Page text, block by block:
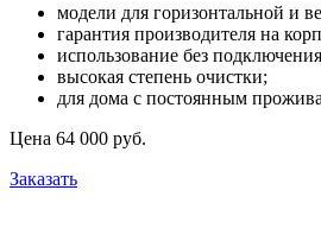
модели для горизонтальной и
гарантия производителя на
использование без
высокая степень очистки;
для дома с постоянным
Цена 64 000 руб.
Заказать